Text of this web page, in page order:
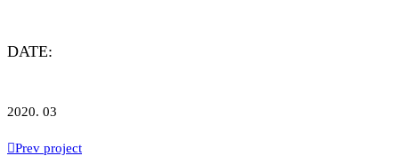
DATE:
2020. 03
Prev project